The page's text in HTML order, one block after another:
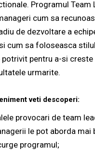
Programul Team
cum sa
de dezvoltare a
cum sa foloseasca
potrivit pentru a-si creste
urmarite.
veti descoperi:
provocari de team
le pot aborda mai
programul;